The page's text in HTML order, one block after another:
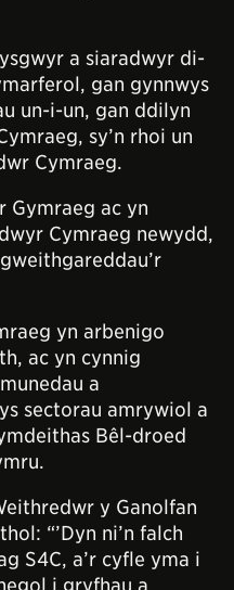
a siaradwyr di-
gan gynnwys
un-i-un, gan ddilyn
sy’n rhoi un
Cymraeg.
Gymraeg ac yn
Cymraeg newydd,
yn arbenigo
ac yn cynnig
a
sectorau amrywiol a
Bêl-droed
y Ganolfan
“’Dyn ni’n falch
S4C, a’r cyfle yma i